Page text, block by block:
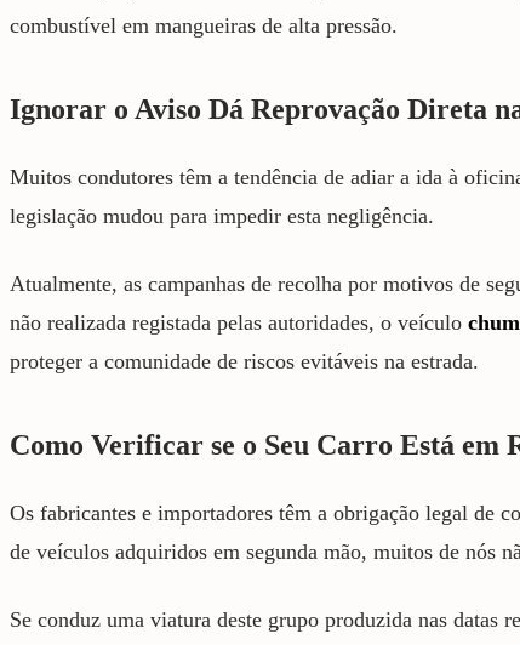
combustível em mangueiras de alta pressão.
Ignorar o Aviso Dá Reprovação Direta
Muitos condutores têm a tendência de adiar a ida à
legislação mudou para impedir esta negligência.
Atualmente, as campanhas de recolha por motivos de
não realizada registada pelas autoridades, o veículo
proteger a comunidade de riscos evitáveis na estrada.
Como Verificar se o Seu Carro Está em
Os fabricantes e importadores têm a obrigação legal de
de veículos adquiridos em segunda mão, muitos de nós
Se conduz uma viatura deste grupo produzida nas